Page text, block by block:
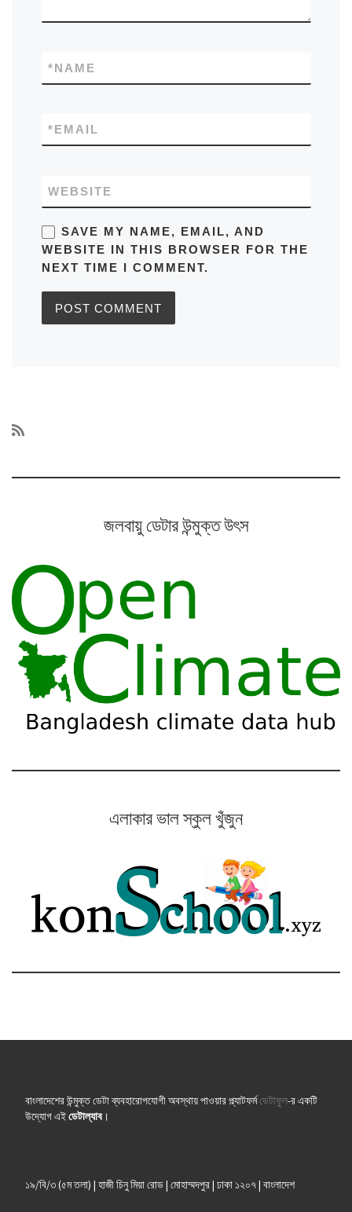
NAME
*
EMAIL
*
WEBSITE
SAVE MY NAME, EMAIL, AND
WEBSITE IN THIS BROWSER FOR THE
NEXT TIME I COMMENT.
জলবায়ু ডেটার উন্মুক্ত উৎস
এলাকার ভাল স্কুল খুঁজুন
বাংলাদেশের উন্মুক্ত ডেটা ব্যবহারোপযোগী অবস্থায় পাওয়ার প্ল্যাটফর্মডেটাফুল-র একটি
উদ্যোগ এইডেটাল্যাব।
১৯/বি/৩ (৫ম তলা) | হাজী চিনু মিয়া রোড | মোহাম্মদপুর | ঢাকা ১২০৭ | বাংলাদেশ